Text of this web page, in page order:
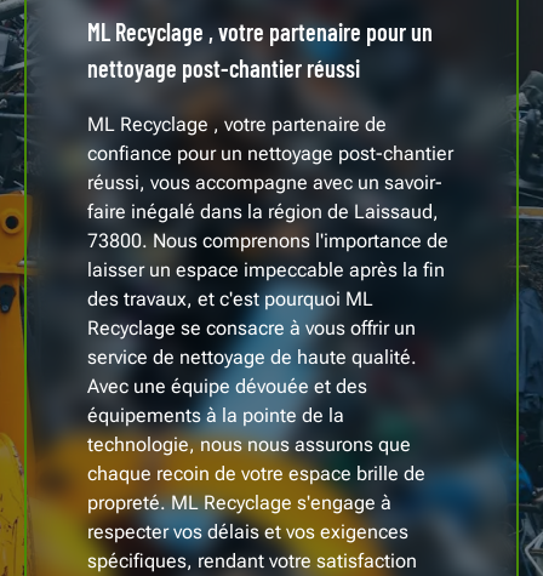
ML Recyclage , votre partenaire pour un
nettoyage post-chantier réussi
ML Recyclage , votre partenaire de
confiance pour un nettoyage post-chantier
réussi, vous accompagne avec un savoir-
faire inégalé dans la région de Laissaud,
73800. Nous comprenons l'importance de
laisser un espace impeccable après la fin
des travaux, et c'est pourquoi ML
Recyclage se consacre à vous offrir un
service de nettoyage de haute qualité.
Avec une équipe dévouée et des
équipements à la pointe de la
technologie, nous nous assurons que
chaque recoin de votre espace brille de
propreté. ML Recyclage s'engage à
respecter vos délais et vos exigences
spécifiques, rendant votre satisfaction